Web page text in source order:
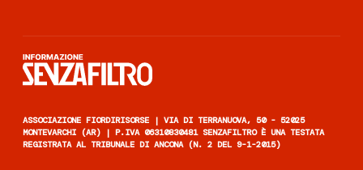
ASSOCIAZIONE FIORDIRISORSE | VIA DI TERRANUOVA, 50 - 52025
MONTEVARCHI (AR) | P.IVA 06310830481 SENZAFILTRO È UNA TESTATA
REGISTRATA AL TRIBUNALE DI ANCONA (N. 2 DEL 9-1-2015)